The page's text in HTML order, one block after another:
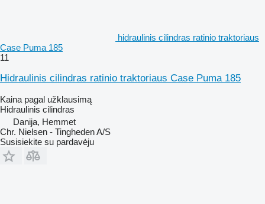
hidraulinis cilindras ratinio traktoriaus
Case Puma 185
11
Hidraulinis cilindras ratinio traktoriaus Case Puma 185
Kaina pagal užklausimą
Hidraulinis cilindras
Danija, Hemmet
Chr. Nielsen - Tingheden A/S
Susisiekite su pardavėju